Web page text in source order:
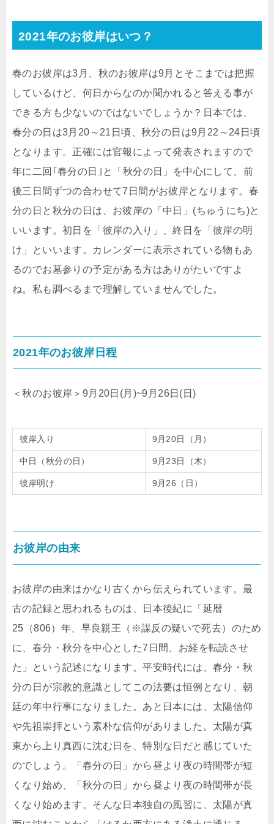
2021年のお彼岸はいつ？
春のお彼岸は3月、秋のお彼岸は9月とそこまでは把握
しているけど、何日からなのか聞かれると答える事が
できる方も少ないのではないでしょうか？日本では、
春分の日は3月20～21日頃、秋分の日は9月22～24日頃
となります。正確には官報によって発表されますので
年に二回｢春分の日｣と「秋分の日」を中心にして、前
後三日間ずつの合わせて7日間がお彼岸となります。春
分の日と秋分の日は、お彼岸の「中日」(ちゅうにち)と
いいます。初日を「彼岸の入り」、終日を「彼岸の明
け」といいます。カレンダーに表示されている物もあ
るのでお墓参りの予定がある方はありがたいですよ
ね。私も調べるまで理解していませんでした。
2021年のお彼岸日程
＜秋のお彼岸＞9月20日(月)~9月26日(日)
彼岸入り 9月20日（月）
中日（秋分の日） 9月23日（木）
彼岸明け 9月26（日）
お彼岸の由来
お彼岸の由来はかなり古くから伝えられています。最
古の記録と思われるものは、日本後紀に「延暦
25（806）年、早良親王（※謀反の疑いで死去）のため
に、春分・秋分を中心とした7日間、お経を転読させ
た」という記述になります。平安時代には、春分・秋
分の日が宗教的意識としてこの法要は恒例となり、朝
廷の年中行事になりました。あと日本には、太陽信仰
や先祖崇拝という素朴な信仰がありました。太陽が真
東から上り真西に沈む日を、特別な日だと感じていた
のでしょう。「春分の日」から昼より夜の時間帯が短
くなり始め、「秋分の日」から昼より夜の時間帯が長
くなり始めます。そんな日本独自の風習に、太陽が真